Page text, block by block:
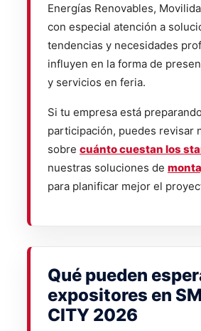
Energías Renovables,
con especial atención a
tendencias y necesidades
influyen en la forma de
y servicios en feria.
Si tu empresa está
participación, puedes revisar
sobre cuánto cuestan los
nuestras soluciones de
para planificar mejor el
Qué pueden
expositores en
CITY 2026